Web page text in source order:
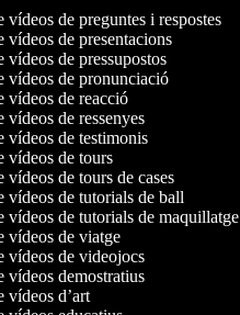
vídeos de preguntes i respostes
vídeos de presentacions
vídeos de pressupostos
vídeos de pronunciació
vídeos de reacció
vídeos de ressenyes
vídeos de testimonis
vídeos de tours
vídeos de tours de cases
vídeos de tutorials de ball
vídeos de tutorials de maquillatge
vídeos de viatge
vídeos de videojocs
vídeos demostratius
vídeos d’art